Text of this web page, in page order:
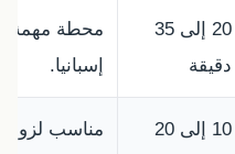
20 إلى 35
دقيقة
محطة مهمة
إسبانيا.
10 إلى 20
مناسب لزوار